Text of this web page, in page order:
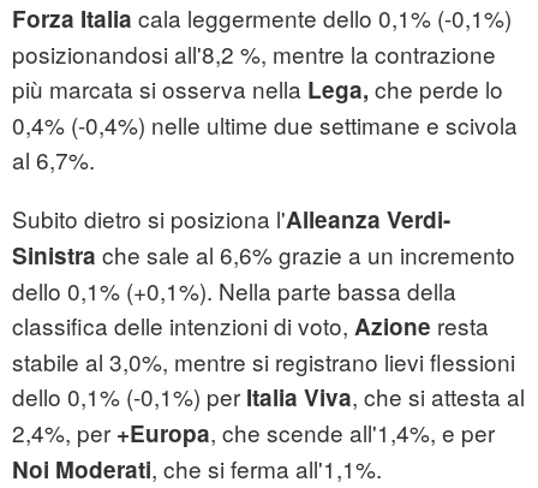
Forza Italia cala leggermente dello 0,1% (-0,1%)
posizionandosi all'8,2 %, mentre la contrazione
più marcata si osserva nella Lega, che perde lo
0,4% (-0,4%) nelle ultime due settimane e scivola
al 6,7%.
Subito dietro si posiziona l'Alleanza Verdi-
Sinistra che sale al 6,6% grazie a un incremento
dello 0,1% (+0,1%). Nella parte bassa della
classifica delle intenzioni di voto, Azione resta
stabile al 3,0%, mentre si registrano lievi flessioni
dello 0,1% (-0,1%) per Italia Viva, che si attesta al
2,4%, per +Europa, che scende all'1,4%, e per
Noi Moderati, che si ferma all'1,1%.